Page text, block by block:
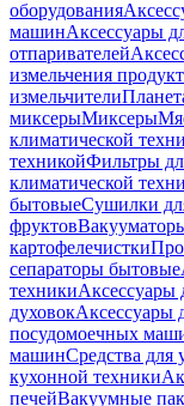
оборудования
машинАксессуары
отпаривателей
измельчения
измельчители
миксерыМиксеры
климатической
техникойФильтры
климатической
бытовыеСушилки
фруктов
картофелечистки
сепараторы бытовые
техникиАксессуары
духовокАксессуары
посудомоечных
машинСредства для
кухонной техники
печейВакуумные